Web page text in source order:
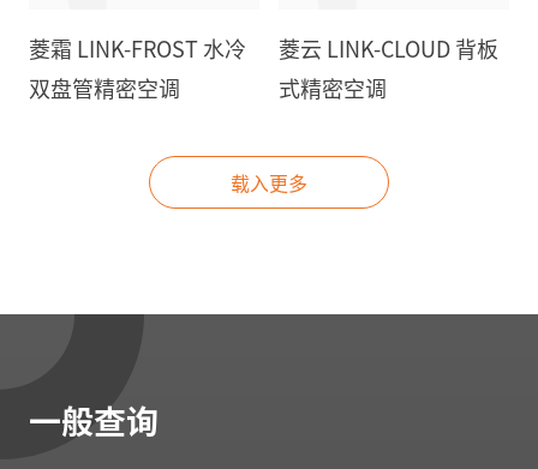
菱霜 LINK-FROST 水冷
双盘管精密空调
菱云 LINK-CLOUD 背板
式精密空调
载入更多
一般查询